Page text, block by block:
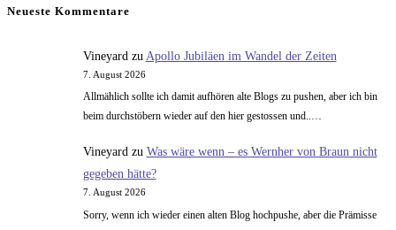
ein
Neueste Kommentare
Vineyard zu Apollo Jubiläen im Wandel der Zeiten
7. August 2026
Allmählich sollte ich damit aufhören alte Blogs zu pushen, aber ich bin
beim durchstöbern wieder auf den hier gestossen und..…
Vineyardzu Was wäre wenn – es Wernher von Braun nicht
gegeben hätte?
7. August 2026
Sorry, wenn ich wieder einen alten Blog hochpushe, aber die Prämisse